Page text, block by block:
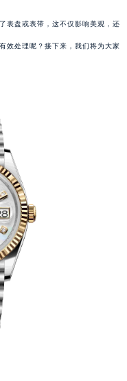
表盘或表带，这不仅影响美观，还
效处理呢？接下来，我们将为大家